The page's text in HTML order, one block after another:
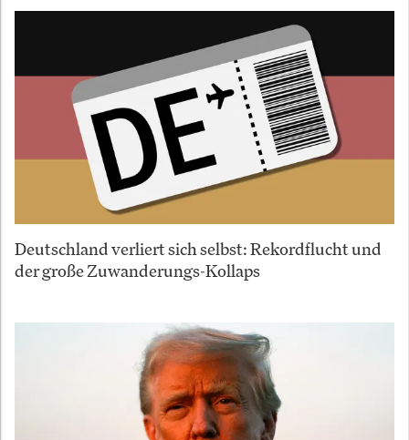
Deutschland verliert sich selbst: Rekordflucht und
der große Zuwanderungs-Kollaps